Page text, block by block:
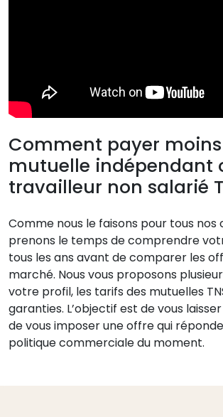
Comment payer
mutuelle indépendant
travailleur non salarié
Comme nous le faisons pour tous nos
prenons le temps de comprendre
tous les ans avant de comparer les
marché. Nous vous proposons
votre profil, les tarifs des mutuelles
garanties. L’objectif est de vous
de vous imposer une offre qui
politique commerciale du moment.